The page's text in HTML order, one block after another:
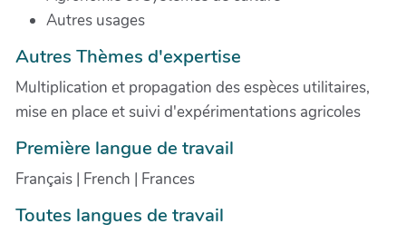
Autres usages
Autres Thèmes d'expertise
Multiplication et propagation des espèces utilitaires,
mise en place et suivi d'expérimentations agricoles
Première langue de travail
Français | French | Frances
Toutes langues de travail